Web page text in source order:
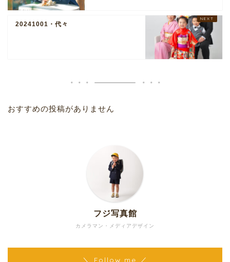
20241001・代々
おすすめの投稿がありません
カメラマン・メディアデザイン
フジ写真館
＼ Follow me ／